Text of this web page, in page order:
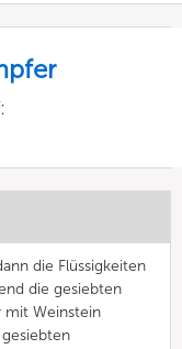
die Flüssigkeiten
die gesiebten
mit Weinstein